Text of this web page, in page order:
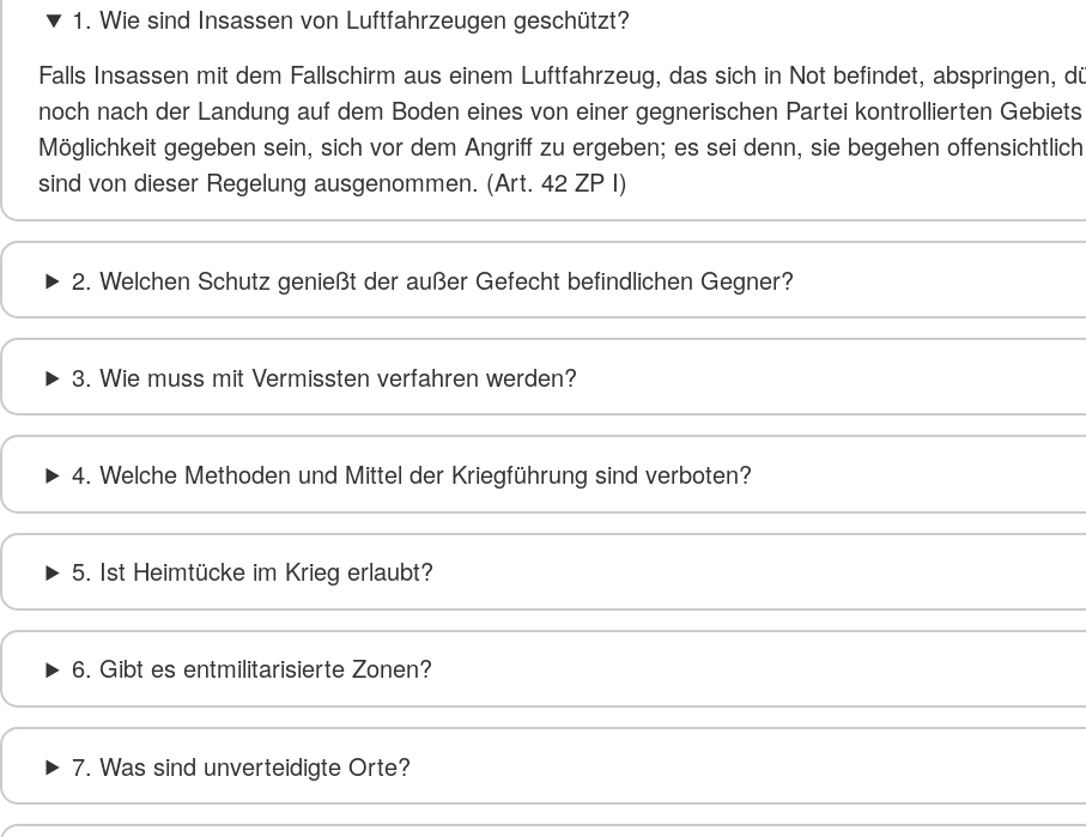
1. Wie sind Insassen von Luftfahrzeugen geschützt?
Falls Insassen mit dem Fallschirm aus einem Luftfahrzeug, das sich in Not befindet, abspringen,
noch nach der Landung auf dem Boden eines von einer gegnerischen Partei kontrollierten
Möglichkeit gegeben sein, sich vor dem Angriff zu ergeben; es sei denn, sie begehen
sind von dieser Regelung ausgenommen. (Art. 42 ZP I)
2. Welchen Schutz genießt der außer Gefecht befindlichen Gegner?
3. Wie muss mit Vermissten verfahren werden?
4. Welche Methoden und Mittel der Kriegführung sind verboten?
5. Ist Heimtücke im Krieg erlaubt?
6. Gibt es entmilitarisierte Zonen?
7. Was sind unverteidigte Orte?